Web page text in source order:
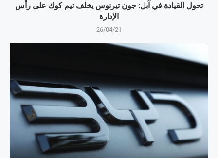
تحول القيادة في آبل: جون تيرنوس يخلف تيم كوك على رأس
الإدارة
26/04/21